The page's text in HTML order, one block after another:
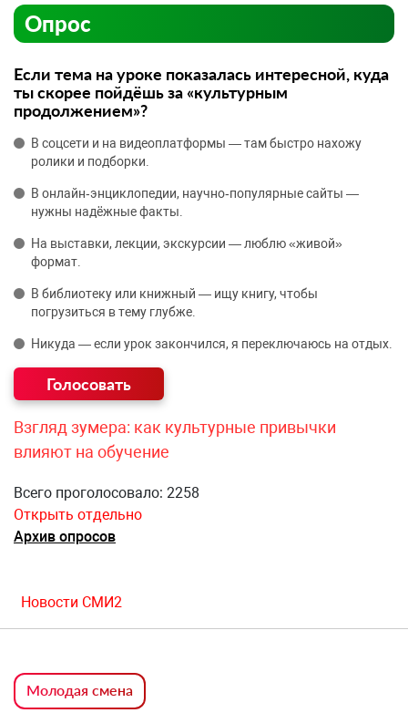
Опрос
Если тема на уроке показалась интересной, куда
ты скорее пойдёшь за «культурным
продолжением»?
В соцсети и на видеоплатформы — там быстро нахожу
ролики и подборки.
В онлайн‑энциклопедии, научно‑популярные сайты —
нужны надёжные факты.
На выставки, лекции, экскурсии — люблю «живой»
формат.
В библиотеку или книжный — ищу книгу, чтобы
погрузиться в тему глубже.
Никуда — если урок закончился, я переключаюсь на отдых.
Взгляд зумера: как культурные привычки
влияют на обучение
Всего проголосовало: 2258
Открыть отдельно
Архив опросов
Новости СМИ2
Молодая смена